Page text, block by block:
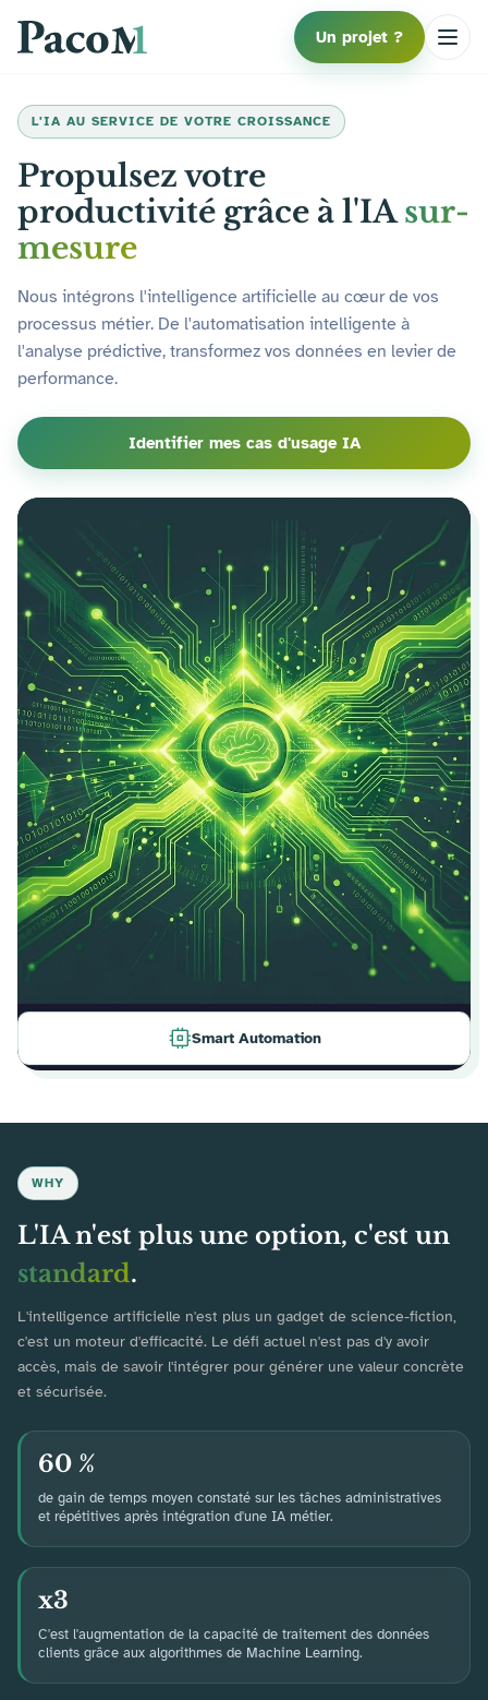
Un projet ?
L'IA AU SERVICE DE VOTRE CROISSANCE
Propulsez votre
productivité grâce à l'IAsur-
mesure
Nous intégrons l'intelligence artificielle au cœur de vos
processus métier. De l'automatisation intelligente à
l'analyse prédictive, transformez vos données en levier de
performance.
Identifier mes cas d'usage IA
Smart Automation
WHY
L'IA n'est plus une option, c'est un
standard.
L'intelligence artificielle n'est plus un gadget de science-fiction,
c'est un moteur d'efficacité. Le défi actuel n'est pas d'y avoir
accès, mais de savoir l'intégrer pour générer une valeur concrète
et sécurisée.
60 %
de gain de temps moyen constaté sur les tâches administratives
et répétitives après intégration d'une IA métier.
x3
C'est l'augmentation de la capacité de traitement des données
clients grâce aux algorithmes de Machine Learning.